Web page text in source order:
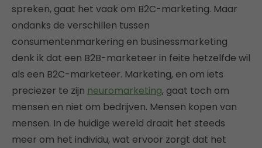
spreken, gaat het vaak om B2C-marketing. Maar
ondanks de verschillen tussen
consumentenmarkering en businessmarketing
denk ik dat een B2B-marketeer in feite hetzelfde wil
als een B2C-marketeer. Marketing, en om iets
preciezer te zijn neuromarketing, gaat toch om
mensen en niet om bedrijven. Mensen kopen van
mensen. In de huidige wereld draait het steeds
meer om het individu, wat ervoor zorgt dat het